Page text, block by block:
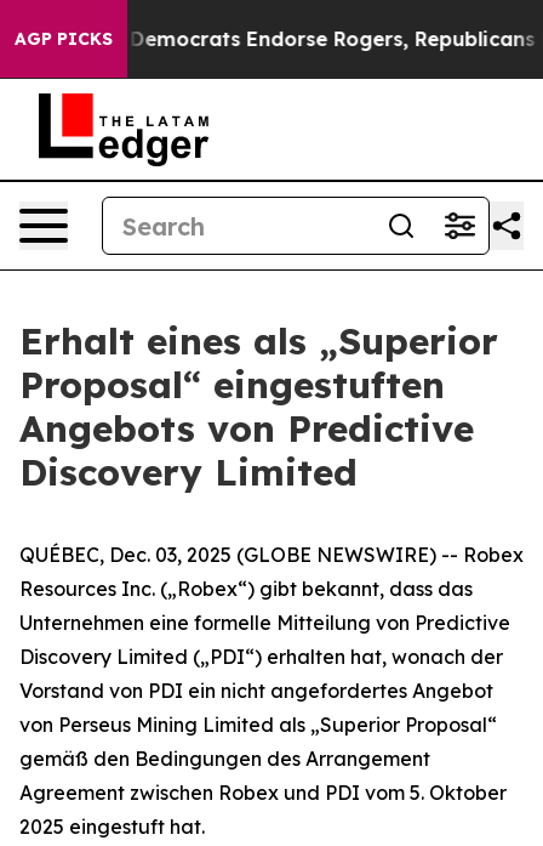
AGP PICKSDemocrats Endorse Rogers, Republicans
Erhalt eines als „Superior
Proposal“ eingestuften
Angebots von Predictive
Discovery Limited
QUÉBEC, Dec. 03, 2025 (GLOBE NEWSWIRE) -- Robex
Resources Inc. („Robex“) gibt bekannt, dass das
Unternehmen eine formelle Mitteilung von Predictive
Discovery Limited („PDI“) erhalten hat, wonach der
Vorstand von PDI ein nicht angefordertes Angebot
von Perseus Mining Limited als „Superior Proposal“
gemäß den Bedingungen des Arrangement
Agreement zwischen Robex und PDI vom 5. Oktober
2025 eingestuft hat.